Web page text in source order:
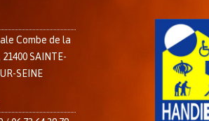
Combe de la
SAINTE-
SEINE